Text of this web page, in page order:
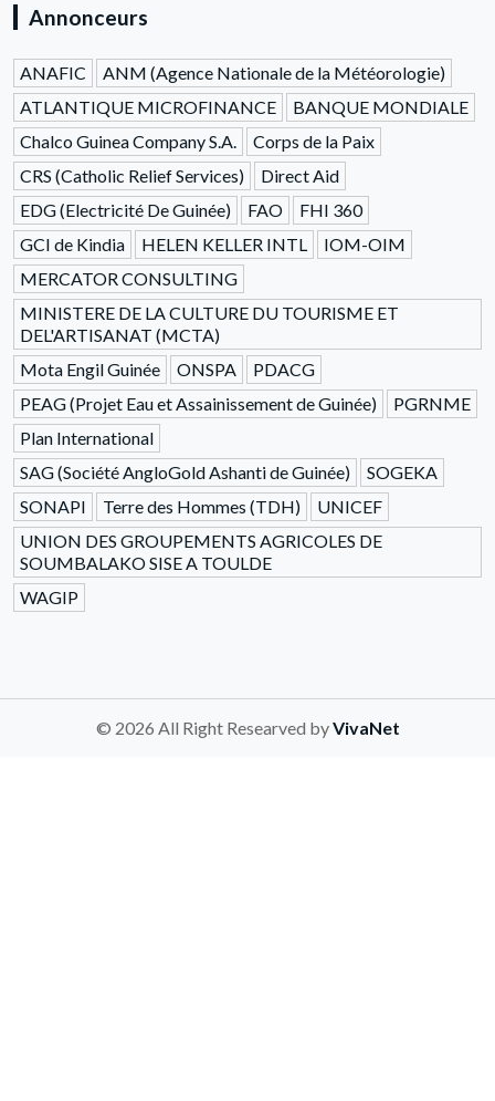
Annonceurs
ANAFIC
ANM (Agence Nationale de la Météorologie)
ATLANTIQUE MICROFINANCE
BANQUE MONDIALE
Chalco Guinea Company S.A.
Corps de la Paix
CRS (Catholic Relief Services)
Direct Aid
EDG (Electricité De Guinée)
FAO
FHI 360
GCI de Kindia
HELEN KELLER INTL
IOM-OIM
MERCATOR CONSULTING
MINISTERE DE LA CULTURE DU TOURISME ET
DEL'ARTISANAT (MCTA)
Mota Engil Guinée
ONSPA
PDACG
PEAG (Projet Eau et Assainissement de Guinée)
PGRNME
Plan International
SAG (Société AngloGold Ashanti de Guinée)
SOGEKA
SONAPI
Terre des Hommes (TDH)
UNICEF
UNION DES GROUPEMENTS AGRICOLES DE
SOUMBALAKO SISE A TOULDE
WAGIP
© 2026 All Right Researved byVivaNet